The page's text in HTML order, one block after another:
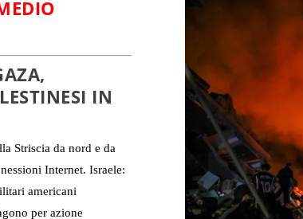
IN
Striscia da nord e da
Internet. Israele:
americani
per azione